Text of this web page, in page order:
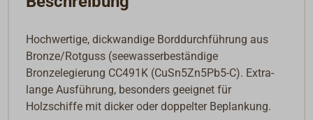
Hochwertige, dickwandige Borddurchführung aus
Bronze/Rotguss (seewasserbeständige
Bronzelegierung CC491K (CuSn5Zn5Pb5-C). Extra-
lange Ausführung, besonders geeignet für
Holzschiffe mit dicker oder doppelter Beplankung.